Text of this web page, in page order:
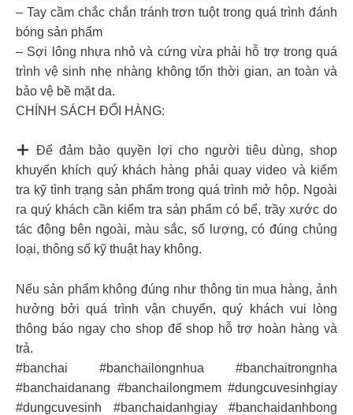
– Tay cầm chắc chắn tránh trơn tuột trong quá trình đánh
bóng sản phẩm
– Sợi lông nhựa nhỏ và cứng vừa phải hỗ trợ trong quá
trình vệ sinh nhẹ nhàng không tốn thời gian, an toàn và
bảo vệ bề mặt da.
CHÍNH SÁCH ĐỔI HÀNG:
Để đảm bảo quyền lợi cho người tiêu dùng, shop
khuyến khích quý khách hàng phải quay video và kiểm
tra kỹ tình trạng sản phẩm trong quá trình mở hộp. Ngoài
ra quý khách cần kiểm tra sản phẩm có bể, trầy xước do
tác động bên ngoài, màu sắc, số lượng, có đúng chủng
loại, thông số kỹ thuật hay không.
Nếu sản phẩm không đúng như thông tin mua hàng, ảnh
hưởng bởi quá trình vận chuyển, quý khách vui lòng
thông báo ngay cho shop để shop hỗ trợ hoàn hàng và
trả.
#banchai #banchailongnhua #banchaitrongnha
#banchaidanang #banchailongmem #dungcuvesinhgiay
#dungcuvesinh #banchaidanhgiay #banchaidanhbong